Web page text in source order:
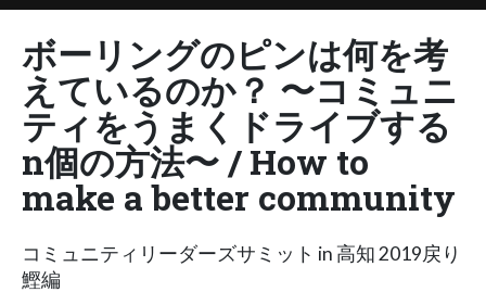
ボーリングのピンは何を考
えているのか？ 〜コミュニ
ティをうまくドライブする
n個の方法〜 / How to
make a better community
コミュニティリーダーズサミット in 高知 2019戻り
鰹編